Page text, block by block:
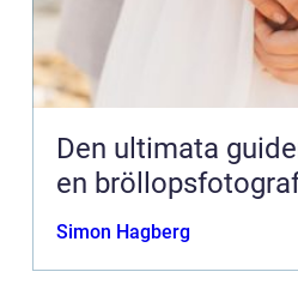
Den ultimata
en
Simon Hagberg